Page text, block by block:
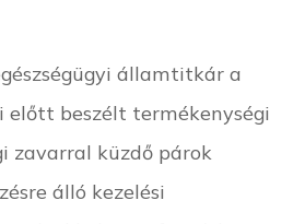
államtitkár a
előtt beszélt termékenységi
zavarral küzdő párok
álló kezelési